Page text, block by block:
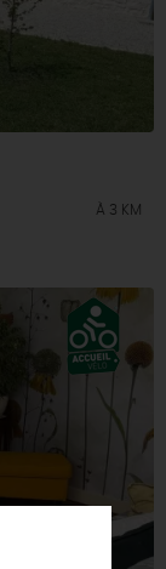
À 3 KM